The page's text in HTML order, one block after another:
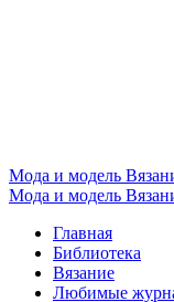
Мода и модель
Мода и модель
Главная
Библиотека
Вязание
Любимые